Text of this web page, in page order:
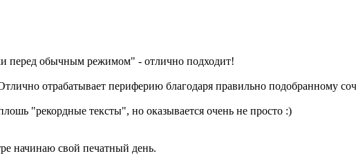
перед обычным режимом" - отлично подходит!
отрабатывает периферию благодаря правильно подобранному
"рекордные тексты", но оказывается очень не просто :)
начинаю свой печатный день.